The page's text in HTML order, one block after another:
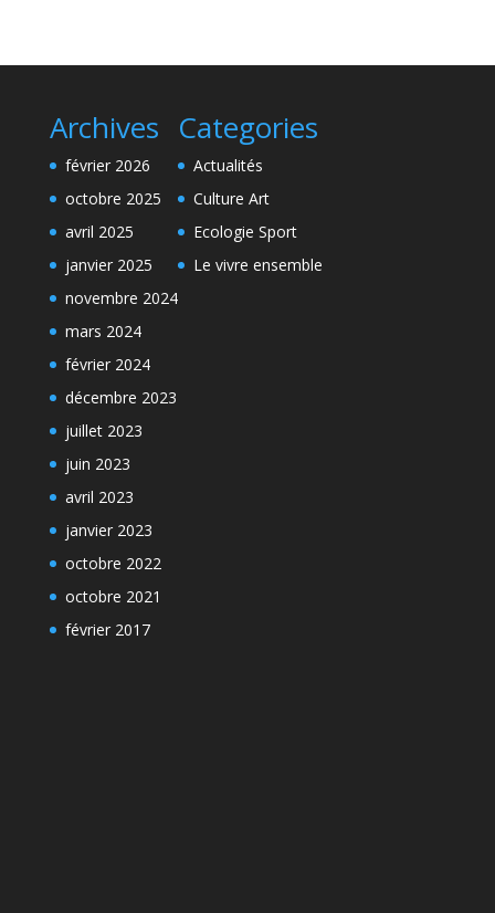
Archives
février 2026
octobre 2025
avril 2025
janvier 2025
novembre 2024
mars 2024
février 2024
décembre 2023
juillet 2023
juin 2023
avril 2023
janvier 2023
octobre 2022
octobre 2021
février 2017
Categories
Actualités
Culture Art
Ecologie Sport
Le vivre ensemble